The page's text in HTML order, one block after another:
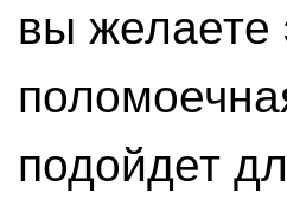
вы желаете
подойдет